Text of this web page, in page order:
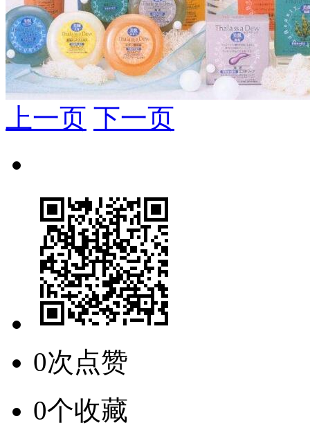
上一页 下一页
0次点赞
0个收藏